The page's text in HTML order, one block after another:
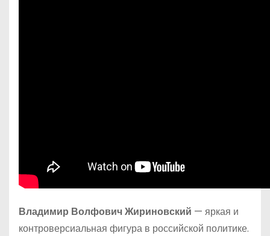
Владимир Волфович Жириновский — яркая и
контроверсиальная фигура в российской политике.